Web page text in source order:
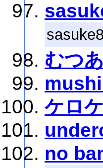
むつ
ケロ
no